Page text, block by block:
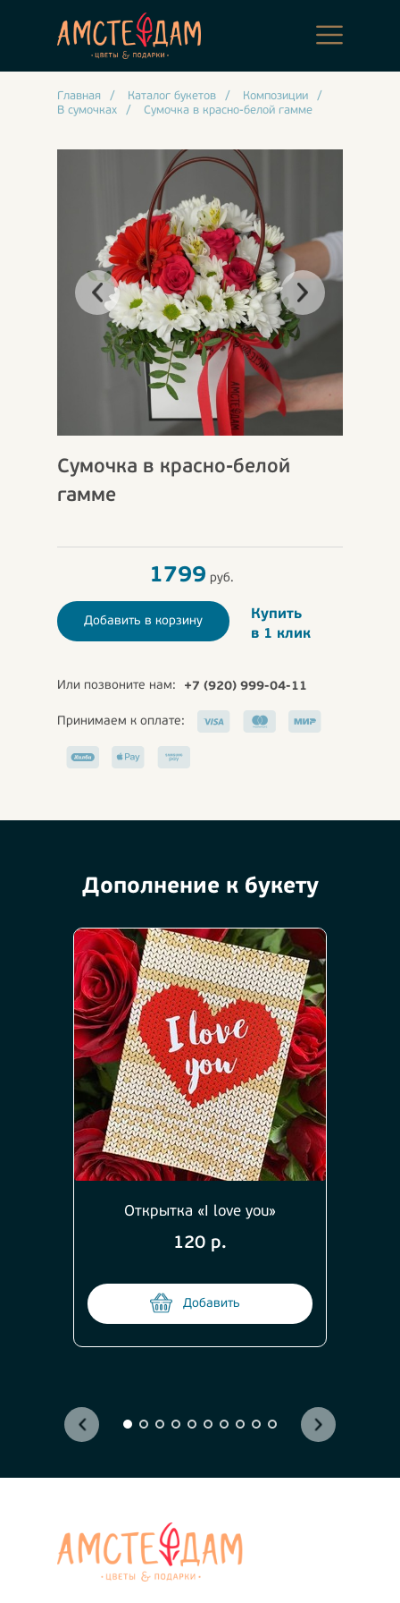
Главная / Каталог букетов / Композиции
/
В сумочках
/ Сумочка в красно-белой гамме
Сумочка в красно-белой
гамме
1799 руб.
Добавить в корзину
Купить
в 1 клик
Или позвоните нам: +7 (920) 999-04-11
Принимаем к оплате:
Дополнение к букету
Открытка «I love you»
120 р.
Добавить